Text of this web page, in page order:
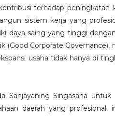
terhadap peningkatan
sistem kerja yang
daya saing yang tinggi
(Good Corporate Governance),
usaha tidak hanya di
Sanjayaning Singasana untuk
daerah yang profesional,